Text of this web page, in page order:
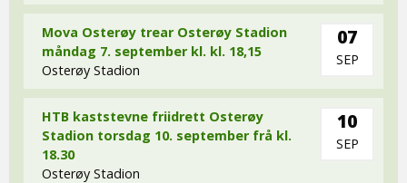
Mova Osterøy trear Osterøy Stadion
måndag 7. september kl. kl. 18,15
Osterøy Stadion
07
SEP
HTB kaststevne friidrett Osterøy
Stadion torsdag 10. september frå kl.
18.30
Osterøy Stadion
10
SEP